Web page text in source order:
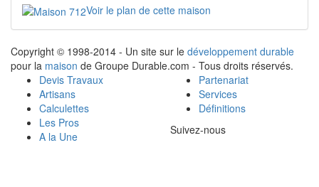
Voir le plan de cette maison
Copyright © 1998-2014 - Un site sur le développement durable
pour la maison de Groupe Durable.com - Tous droits réservés.
Devis Travaux
Artisans
Calculettes
Les Pros
A la Une
Partenariat
Services
Définitions
Suivez-nous